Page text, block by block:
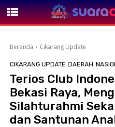
Beranda Cikarang Update
CIKARANG UPDATE DAERAH
Terios Club
Bekasi Raya,
Silahturahmi
dan Santunan